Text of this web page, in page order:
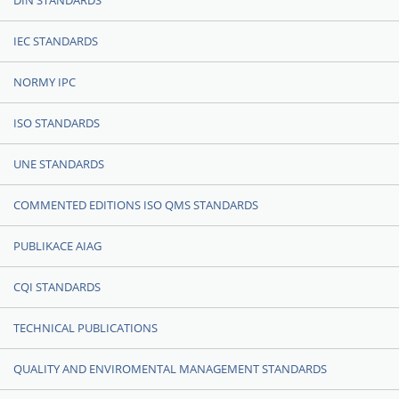
IEC STANDARDS
NORMY IPC
ISO STANDARDS
UNE STANDARDS
COMMENTED EDITIONS ISO QMS STANDARDS
PUBLIKACE AIAG
CQI STANDARDS
TECHNICAL PUBLICATIONS
QUALITY AND ENVIROMENTAL MANAGEMENT STANDARDS